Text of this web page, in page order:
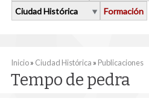
Ciudad Histórica
Formación
Se encuentra usted aquí
Inicio» Ciudad Histórica » Publicaciones
Tempo de pedra